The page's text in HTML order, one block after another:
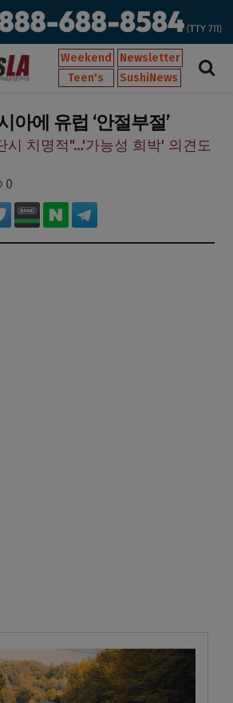
Weekend
Newsletter
Teen's
SushiNews
아에 유럽 ‘안절부절’
시 치명적"…'가능성 희박' 의견도
0